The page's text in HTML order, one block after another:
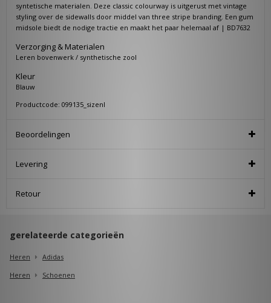
syntetische materialen. Deze classic colourway is uitgerust met vintage
styling over de sidewalls door middel van three stripe branding. Een gum
midsole biedt de nodige tractie en maakt het paar helemaal af | BD7632
Verzorging & Materialen
Leren bovenwerk / synthetische zool
Kleur
Blauw
Productcode: 099135_sizenl
Beoordelingen
Levering
Retour
gerelateerde categorieën
Heren
Adidas
Heren
Schoenen